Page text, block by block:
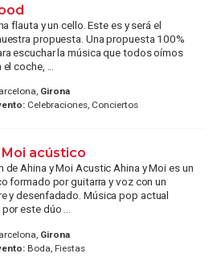
flauta y un cello. Este es y será el
propuesta. Una propuesta 100%
escuchar la música que todos oímos
coche, ...
Girona
Celebraciones, Conciertos
acústico
de Ahina y Moi Acustic Ahina y Moi es un
formado por guitarra y voz con un
y desenfadado. Música pop actual
este dúo ...
Girona
Boda, Fiestas